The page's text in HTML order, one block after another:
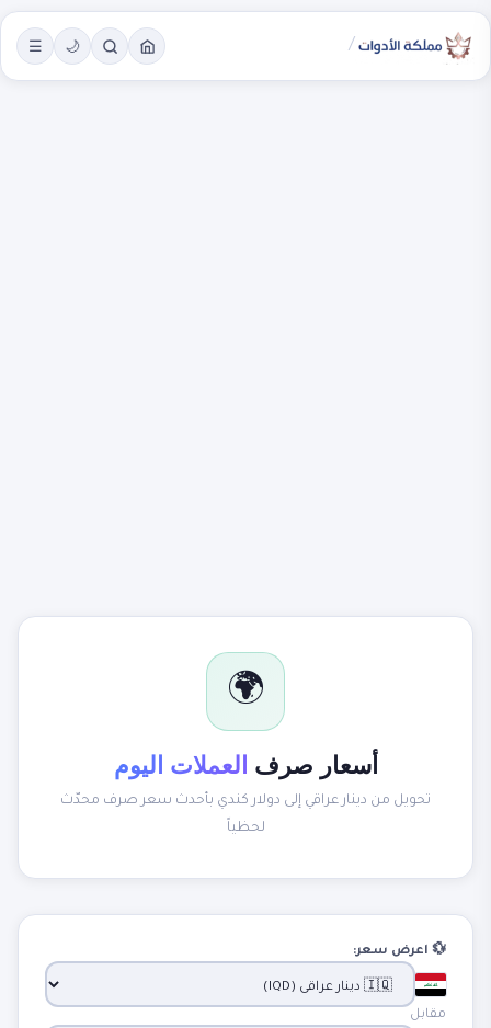
/
🌙
☰
🌍
أسعار صرف العملات اليوم
تحويل من دينار عراقي إلى دولار كندي بأحدث سعر صرف محدّث
لحظياً
💱 اعرض سعر:
مقابل